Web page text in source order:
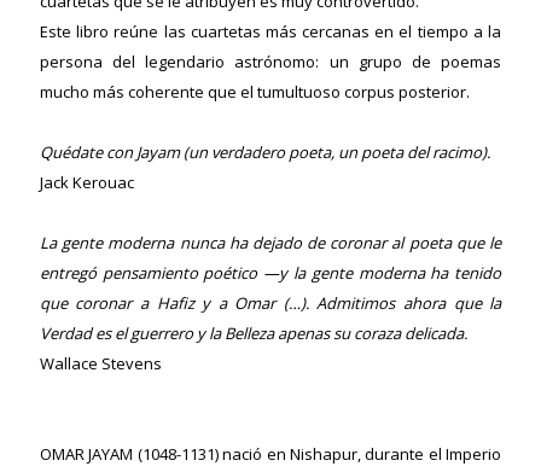
Este libro reúne las cuartetas más cercanas en el tiempo a la
persona del legendario astrónomo: un grupo de poemas
mucho más coherente que el tumultuoso corpus posterior.
Quédate con Jayam (un verdadero poeta, un poeta del racimo).
Jack Kerouac
La gente moderna nunca ha dejado de coronar al poeta que le
entregó pensamiento poético —y la gente moderna ha tenido
que coronar a Hafiz y a Omar (…). Admitimos ahora que la
Verdad es el guerrero y la Belleza apenas su coraza delicada.
Wallace Stevens
OMAR JAYAM (1048-1131) nació en Nishapur, durante el Imperio